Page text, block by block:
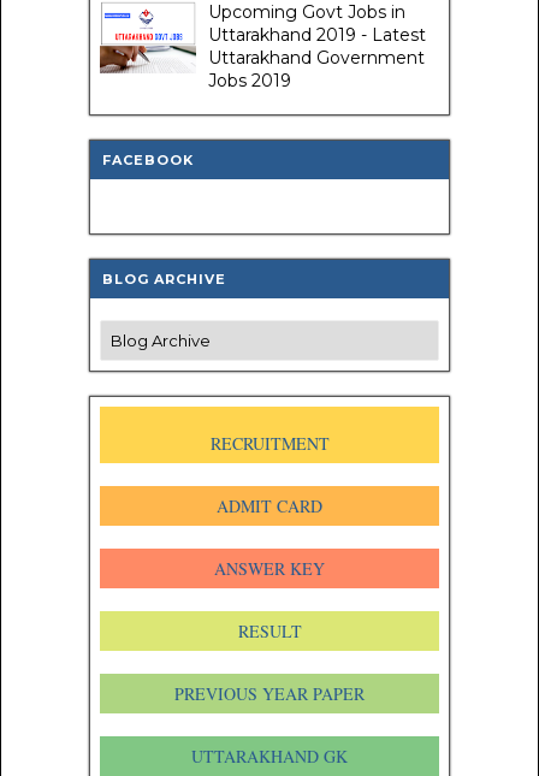
Upcoming Govt Jobs in
Uttarakhand 2019 - Latest
Uttarakhand Government
Jobs 2019
FACEBOOK
BLOG ARCHIVE
RECRUITMENT
ADMIT CARD
ANSWER KEY
RESULT
PREVIOUS YEAR PAPER
UTTARAKHAND GK